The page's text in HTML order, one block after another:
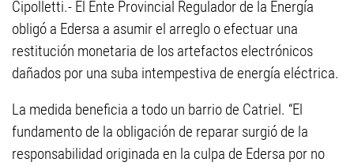
Cipolletti.- El Ente Provincial Regulador de la Energía
obligó a Edersa a asumir el arreglo o efectuar una
restitución monetaria de los artefactos electrónicos
dañados por una suba intempestiva de energía eléctrica.
La medida beneficia a todo un barrio de Catriel. “El
fundamento de la obligación de reparar surgió de la
responsabilidad originada en la culpa de Edersa por no